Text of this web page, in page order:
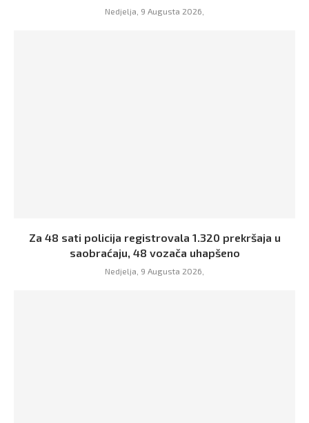
Nedjelja, 9 Augusta 2026,
Za 48 sati policija registrovala 1.320 prekršaja u
saobraćaju, 48 vozača uhapšeno
Nedjelja, 9 Augusta 2026,